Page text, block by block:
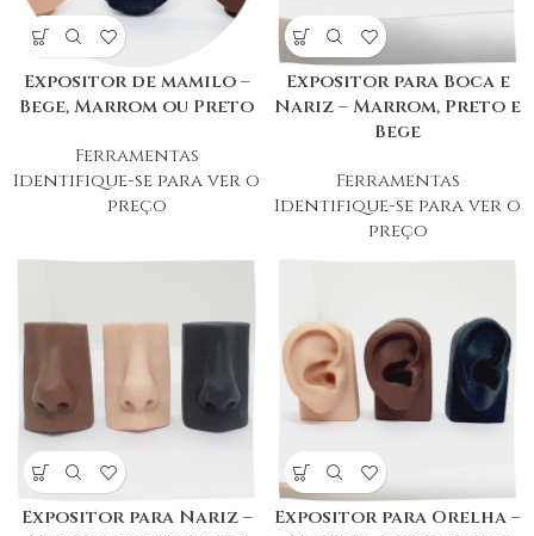
Expositor de mamilo –
Bege, Marrom ou Preto
Ferramentas
Identifique-se para ver o
preço
Expositor para Boca e
Nariz – Marrom, Preto e
Bege
Ferramentas
Identifique-se para ver o
preço
Expositor para Nariz –
Expositor para Orelha –